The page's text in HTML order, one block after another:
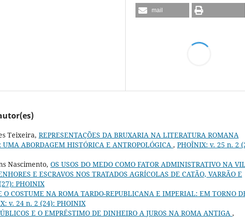
mail
Teixeira, REPRESENTAÇÕES DA BRUXARIA NA LITERATURA ROMANA
ABORDAGEM HISTÓRICA E ANTROPOLÓGICA , PHOÎNIX: v. 25 n. 2
Nascimento, OS USOS DO MEDO COMO FATOR ADMINISTRATIVO NA
E ESCRAVOS NOS TRATADOS AGRÍCOLAS DE CATÃO, VARRÃO E
PHOINIX
O COSTUME NA ROMA TARDO-REPUBLICANA E IMPERIAL: EM TORNO
v. 24 n. 2 (24): PHOINIX
E O EMPRÉSTIMO DE DINHEIRO A JUROS NA ROMA ANTIGA ,